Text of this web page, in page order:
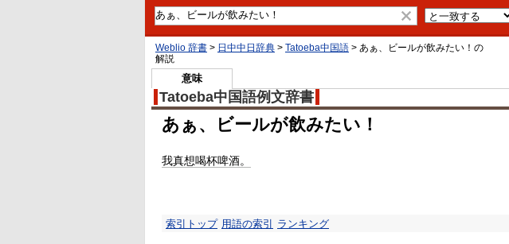
Weblio 辞書 > 日中中日辞典 > Tatoeba中国語 > あぁ、ビールが飲みたい！ の
解説
意味
Tatoeba中国語例文辞書
あぁ、ビールが飲みたい！
我真想喝杯啤酒。
索引トップ 用語の索引 ランキング